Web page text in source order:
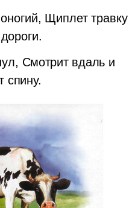
Щиплет травку
Смотрит вдаль и
спину.